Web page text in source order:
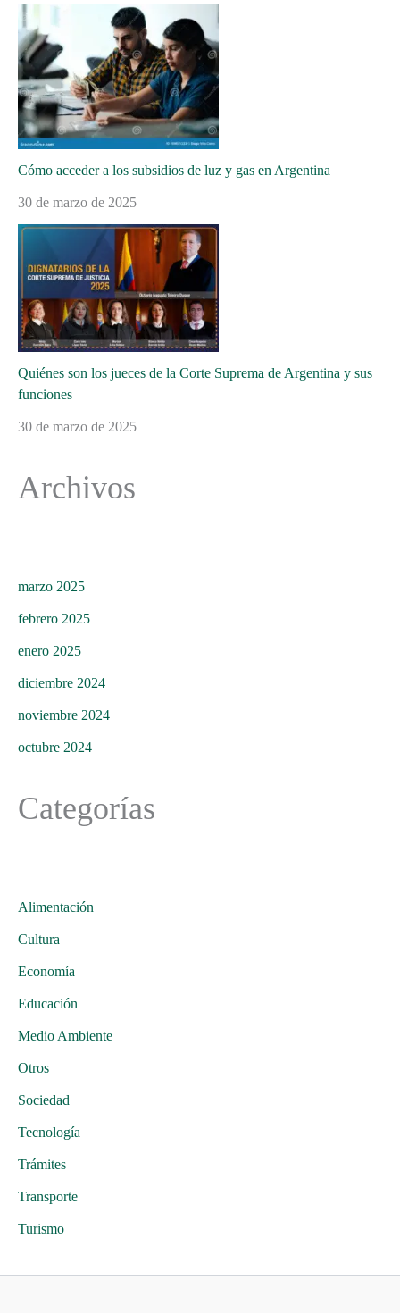
Cómo acceder a los subsidios de luz y gas en Argentina
30 de marzo de 2025
Quiénes son los jueces de la Corte Suprema de Argentina y sus
funciones
30 de marzo de 2025
Archivos
marzo 2025
febrero 2025
enero 2025
diciembre 2024
noviembre 2024
octubre 2024
Categorías
Alimentación
Cultura
Economía
Educación
Medio Ambiente
Otros
Sociedad
Tecnología
Trámites
Transporte
Turismo